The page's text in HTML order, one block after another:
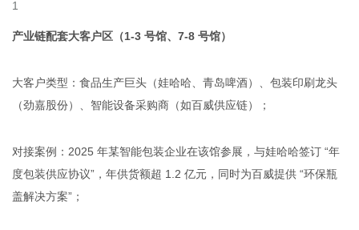
产业链配套大客户区（1-3 号馆、7-8 号馆）
大客户类型：食品生产巨头（娃哈哈、青岛啤酒）、包装印刷龙头
（劲嘉股份）、智能设备采购商（如百威供应链）；
对接案例：2025 年某智能包装企业在该馆参展，与娃哈哈签订 “年
度包装供应协议”，年供货额超 1.2 亿元，同时为百威提供 “环保瓶
盖解决方案”；